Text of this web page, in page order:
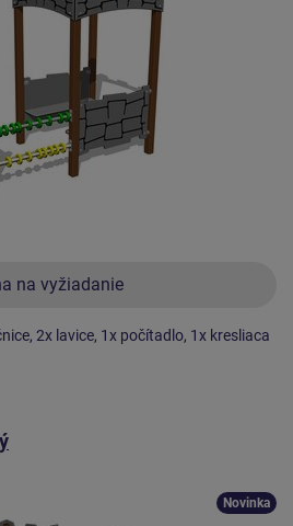
na vyžiadanie
2x lavice, 1x počítadlo, 1x kresliaca
Novinka